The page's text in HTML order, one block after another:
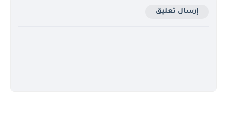
إرسال تعليق